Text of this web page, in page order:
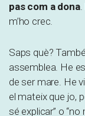
pas com a dona.
m’ho crec.
Saps què?
assemblea. He
de ser mare. He
el mateix que jo,
sé explicar” o